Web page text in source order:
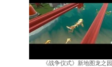
《战争仪式》新地图龙之园